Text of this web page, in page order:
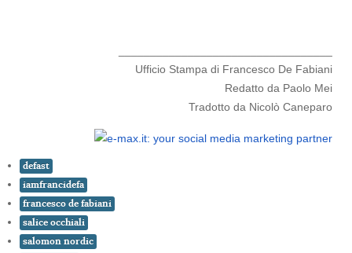
Ufficio Stampa di Francesco De Fabiani
Redatto da Paolo Mei
Tradotto da Nicolò Caneparo
defast
iamfrancidefa
francesco de fabiani
salice occhiali
salomon nordic